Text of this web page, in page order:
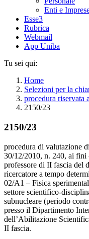
Enti e
Esse3
Rubrica
Webmail
App Uniba
Tu sei qui:
Home
Selezioni per la
procedura riservata
2150/23
2150/23
procedura di valutazione
30/12/2010, n. 240, ai fini
professore di II fascia
ricercatore a tempo
02/A1 – Fisica
settore scientifico-
subnucleare (periodo
presso il Dipartimento
dell’Abilitazione
II fascia.